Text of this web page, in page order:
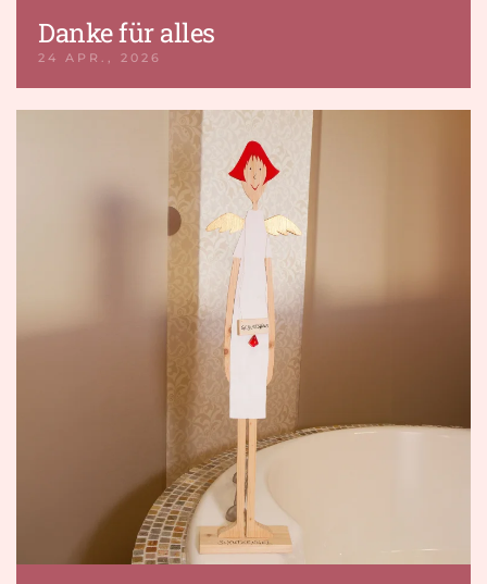
Danke für alles
24 APR., 2026